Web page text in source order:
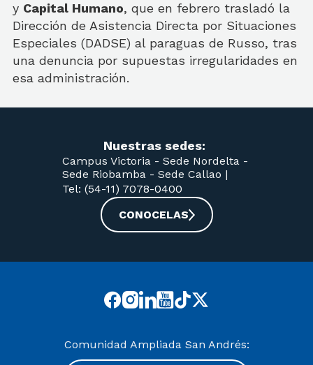
y Capital Humano, que en febrero trasladó la
Dirección de Asistencia Directa por Situaciones
Especiales (DADSE) al paraguas de Russo, tras
una denuncia por supuestas irregularidades en
esa administración.
Nuestras sedes:
Campus Victoria - Sede Nordelta -
Sede Riobamba - Sede Callao |
Tel: (54-11) 7078-0400
CONOCELAS
Comunidad Ampliada San Andrés: